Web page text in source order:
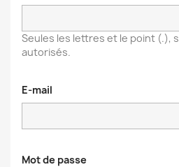
Seules les lettres et le point (.),
autorisés.
E-mail
Mot de passe